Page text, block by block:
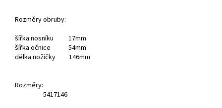
Rozměry obruby:
šířka nosníku 17mm
šířka očnice 54mm
délka nožičky 146mm
Rozměry:
5417146